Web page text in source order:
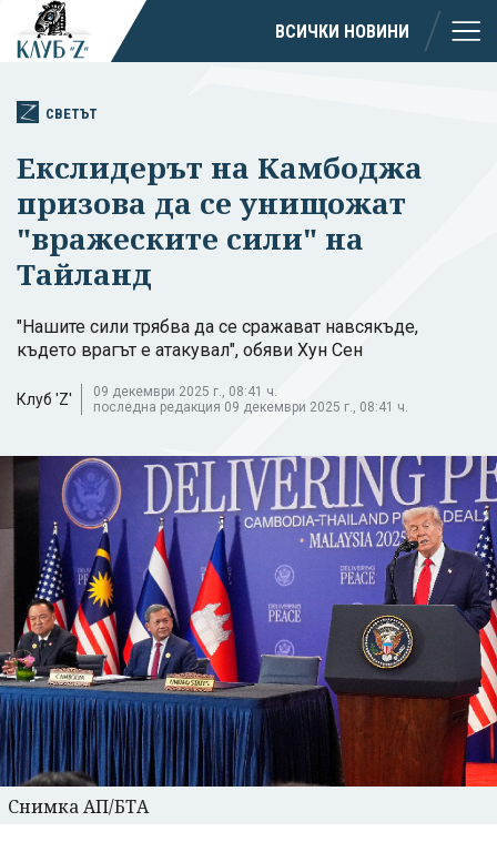
ВСИЧКИ НОВИНИ
СВЕТЪТ
Екслидерът на Камбоджа
призова да се унищожат
"вражеските сили" на
Тайланд
"Нашите сили трябва да се сражават навсякъде,
където врагът е атакувал", обяви Хун Сен
Клуб 'Z'
09 декември 2025 г., 08:41 ч.
последна редакция 09 декември 2025 г., 08:41 ч.
Снимка АП/БТА